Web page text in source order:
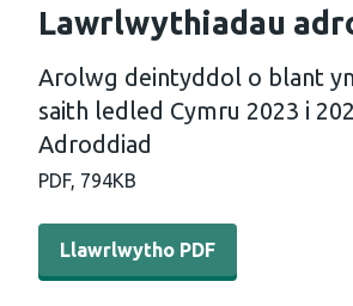
Lawrlwythiadau
Arolwg deintyddol o blant
saith ledled Cymru 2023 i
Adroddiad
PDF, 794KB
Llawrlwytho PDF - Arolwg
Llawrlwytho PDF